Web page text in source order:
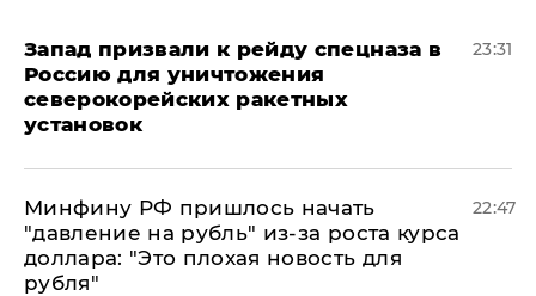
Запад призвали к рейду спецназа в
Россию для уничтожения
северокорейских ракетных
установок
23:31
Минфину РФ пришлось начать
"давление на рубль" из-за роста курса
доллара: "Это плохая новость для
рубля"
22:47